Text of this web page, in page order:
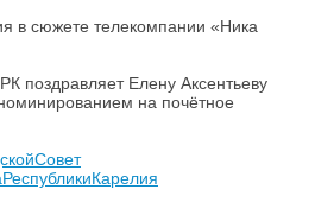
в сюжете телекомпании «Ника
поздравляет Елену Аксентьеву
на почётное